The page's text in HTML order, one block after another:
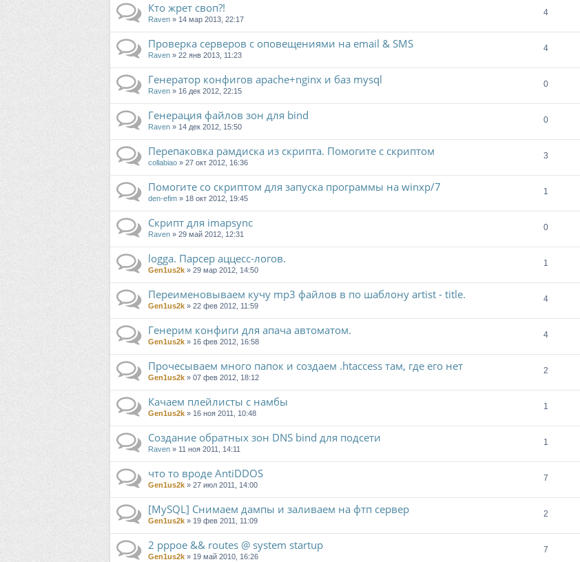
Кто жрет своп?!
Raven » 14 мар 2013, 22:17
4
Проверка серверов с оповещениями на email & SMS
Raven » 22 янв 2013, 11:23
4
Генератор конфигов apache+nginx и баз mysql
Raven » 16 дек 2012, 22:15
0
Генерация файлов зон для bind
Raven » 14 дек 2012, 15:50
0
Перепаковка рамдиска из скрипта. Помогите с скриптом
collabiao » 27 окт 2012, 16:36
3
Помогите со скриптом для запуска программы на winxp/7
den-efim » 18 окт 2012, 19:45
1
Скрипт для imapsync
Raven » 29 май 2012, 12:31
0
logga. Парсер аццесс-логов.
Gen1us2k » 29 мар 2012, 14:50
1
Переименовываем кучу mp3 файлов в по шаблону artist - title.
Gen1us2k » 22 фев 2012, 11:59
4
Генерим конфиги для апача автоматом.
Gen1us2k » 16 фев 2012, 16:58
4
Прочесываем много папок и создаем .htaccess там, где его нет
Gen1us2k » 07 фев 2012, 18:12
2
Качаем плейлисты с намбы
Gen1us2k » 16 ноя 2011, 10:48
1
Создание обратных зон DNS bind для подсети
Raven » 11 ноя 2011, 14:11
1
что то вроде AntiDDOS
Gen1us2k » 27 июл 2011, 14:00
7
[MySQL] Снимаем дампы и заливаем на фтп сервер
Gen1us2k » 19 фев 2011, 11:09
2
2 pppoe && routes @ system startup
Gen1us2k » 19 май 2010, 16:26
7